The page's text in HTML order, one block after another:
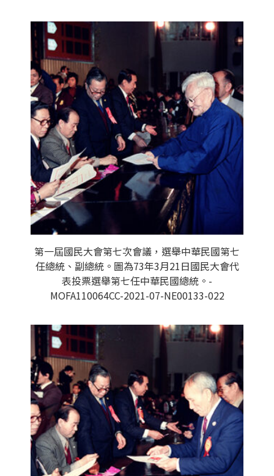
第一屆國民大會第七次會議，選舉中華民國第七
任總統、副總統。圖為73年3月21日國民大會代
表投票選舉第七任中華民國總統。-
MOFA110064CC-2021-07-NE00133-022